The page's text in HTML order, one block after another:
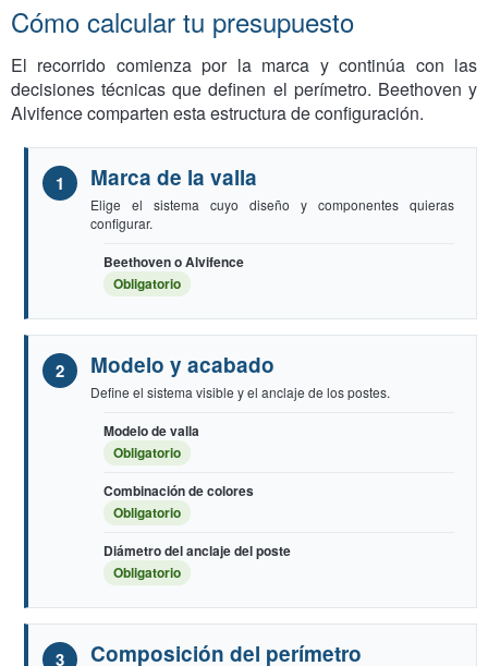
Cómo calcular tu presupuesto
El recorrido comienza por la marca y continúa con las
decisiones técnicas que definen el perímetro. Beethoven y
Alvifence comparten esta estructura de configuración.
Marca de la valla
Elige el sistema cuyo diseño y componentes quieras
configurar.
Beethoven o Alvifence
Obligatorio
Modelo y acabado
Define el sistema visible y el anclaje de los postes.
Modelo de valla
Obligatorio
Combinación de colores
Obligatorio
Diámetro del anclaje del poste
Obligatorio
Composición del perímetro